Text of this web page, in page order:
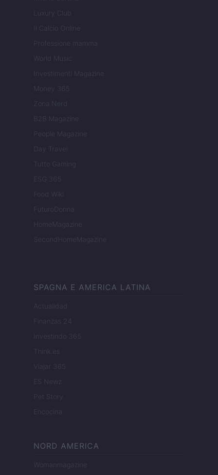
Luxury Club
Il Calcio Online
Professione mamma
World Music
Investimenti Magazine
Money 365
Zona Nerd
B2B Magazine
People Magazine
Day Travel
Tutto Gaming
ESG 365
Food Wiki
FuturoDonna
HomeMagazine
SecondHomeMagazine
SPAGNA E AMERICA LATINA
Actualidad
Finanzas 24
Investindo 365
Think.es
Viajar 365
ES Newz
Pet Story
Encocina
NORD AMERICA
Womanmagazine